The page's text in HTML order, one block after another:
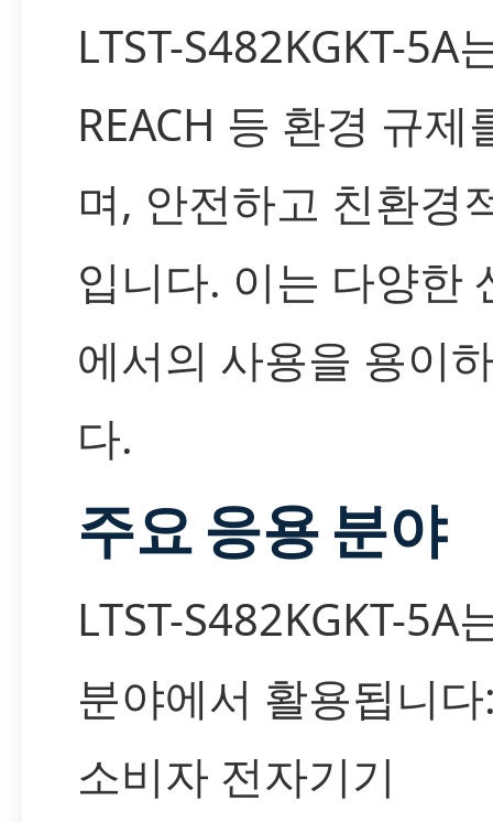
LTST-S482KGKT-5A
REACH 등 환경 규제
며, 안전하고 친환경
입니다. 이는 다양한
에서의 사용을 용이
다.
주요 응용 분야
LTST-S482KGKT-5A
분야에서 활용됩니
소비자 전자기기